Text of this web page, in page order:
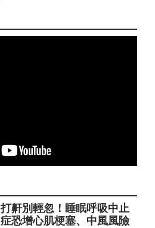
打鼾別輕忽！睡眠呼吸中止
症恐增心肌梗塞、中風風險